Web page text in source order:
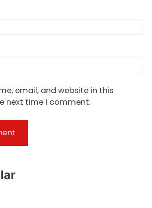
email, and website in this
next time I comment.